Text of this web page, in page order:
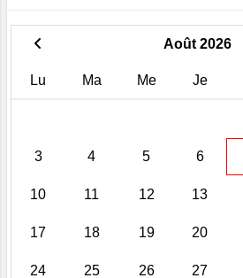
Août 2026
Lu Ma Me Je
3 4 5 6
10 11 12 13
17 18 19 20
24 25 26 27